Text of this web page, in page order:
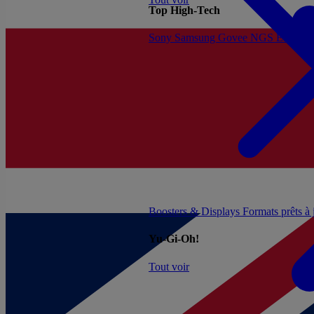
Boosters & Displays Formats prêts
Yu-Gi-Oh!
Tout voir
Top High-Tech
Sony Samsung Govee NGS Energy